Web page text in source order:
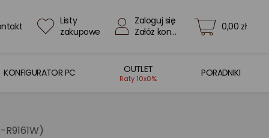
Listy
zakupowe
Zaloguj się
Załóż konto
0,00 zł
KONFIGURATOR PC OUTLET
Raty 10x0%
PORADNIKI